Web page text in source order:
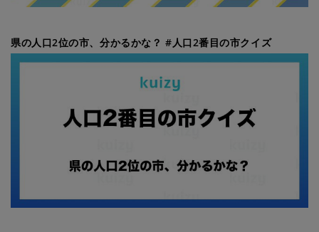
県の人口2位の市、分かるかな？ #人口2番目の市クイズ